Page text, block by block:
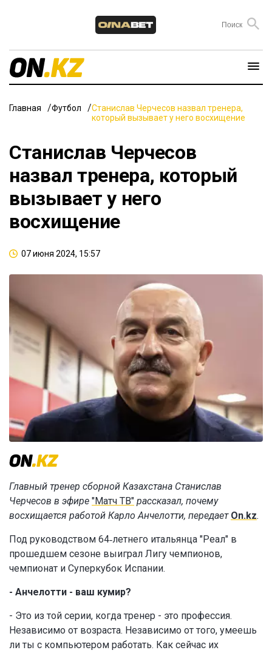
Главная Футбол
Станислав Черчесов назвал тренера,
который вызывает у него восхищение
Станислав Черчесов
назвал тренера, который
вызывает у него
восхищение
07 июня 2024, 15:57
Главный тренер сборной Казахстана Станислав
Черчесов в эфире "Матч ТВ" рассказал, почему
восхищается работой Карло Анчелотти, передает On.kz.
Под руководством 64‑летнего итальянца "Реал" в
прошедшем сезоне выиграл Лигу чемпионов,
чемпионат и Суперкубок Испании.
- Анчелотти - ваш кумир?
- Это из той серии, когда тренер - это профессия.
Независимо от возраста. Независимо от того, умеешь
ли ты с компьютером работать. Как сейчас их